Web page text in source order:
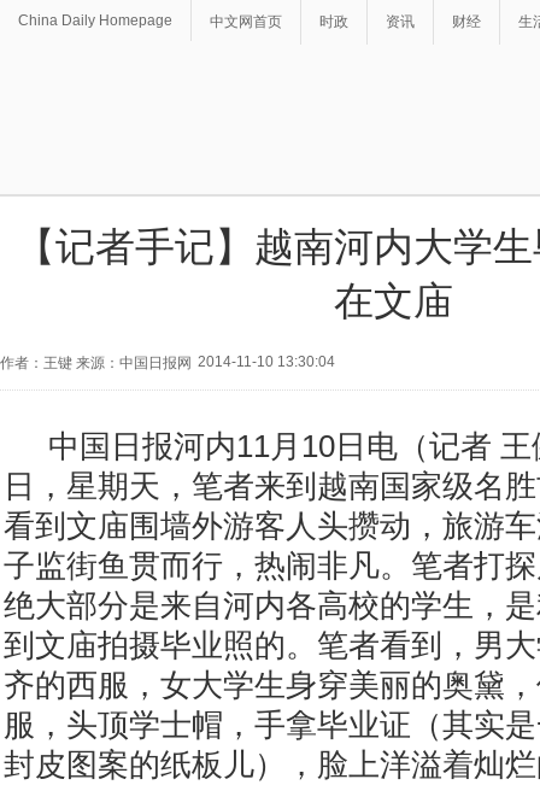
China Daily Homepage 中文网首页 时政 资讯 财经 生
【记者手记】越南河内大学
在文庙
作者：王键 来源：中国日报网 2014-11-10 13:30:04
中国日报河内11月10日电（记者
日，星期天，笔者来到越南国家级名
看到文庙围墙外游客人头攒动，旅游
子监街鱼贯而行，热闹非凡。笔者打
绝大部分是来自河内各高校的学生，
到文庙拍摄毕业照的。笔者看到，男
齐的西服，女大学生身穿美丽的奥黛
服，头顶学士帽，手拿毕业证（其实
封皮图案的纸板儿），脸上洋溢着灿